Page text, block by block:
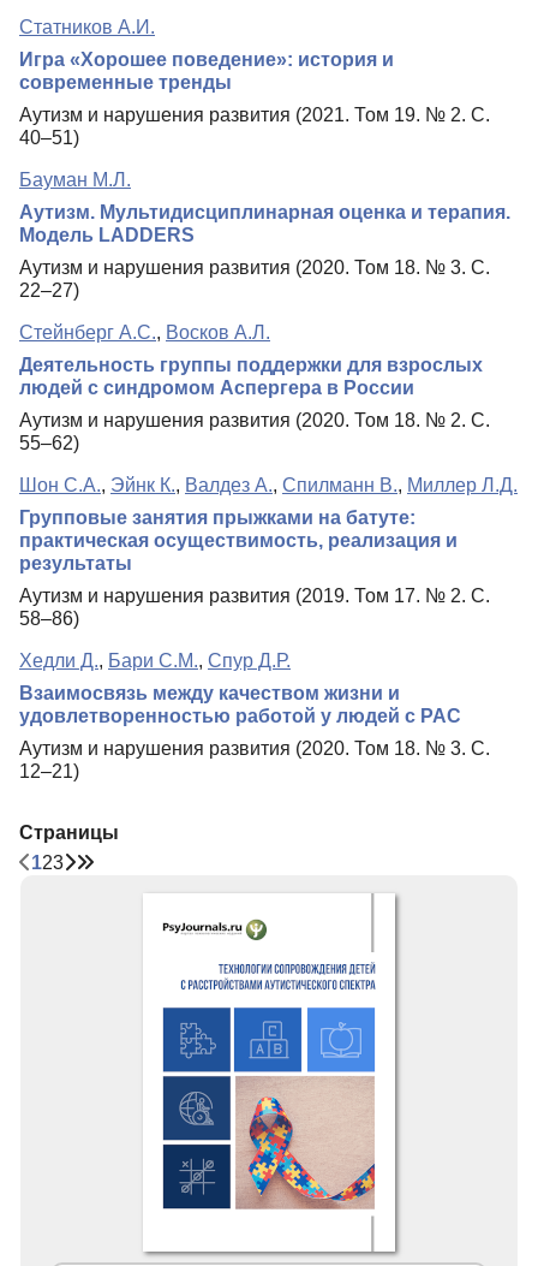
Статников А.И.
Игра «Хорошее поведение»: история и
современные тренды
Аутизм и нарушения развития (2021. Том 19. № 2. С.
40–51)
Бауман М.Л.
Аутизм. Мультидисциплинарная оценка и терапия.
Модель LADDERS
Аутизм и нарушения развития (2020. Том 18. № 3. С.
22–27)
Стейнберг А.С., Восков А.Л.
Деятельность группы поддержки для взрослых
людей с синдромом Аспергера в России
Аутизм и нарушения развития (2020. Том 18. № 2. С.
55–62)
Шон С.А., Эйнк К., Валдез А., Спилманн В., Миллер Л.Д.
Групповые занятия прыжками на батуте:
практическая осуществимость, реализация и
результаты
Аутизм и нарушения развития (2019. Том 17. № 2. С.
58–86)
Хедли Д., Бари С.М., Спур Д.Р.
Взаимосвязь между качеством жизни и
удовлетворенностью работой у людей с РАС
Аутизм и нарушения развития (2020. Том 18. № 3. С.
12–21)
Страницы
123